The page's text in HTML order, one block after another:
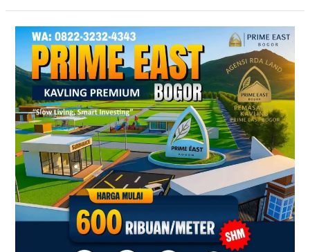
Prime
East
Bogor
|
Kavling
Villa
SHM
Nempel
Jalan
Puncak
2